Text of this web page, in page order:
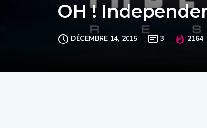
OH !
DÉCEMBRE 14, 2015 3 2164